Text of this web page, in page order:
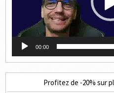
00:00
Profitez de -20% sur